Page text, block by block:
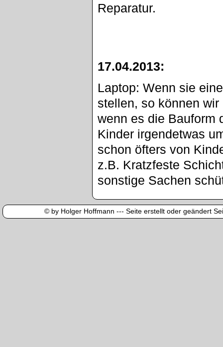
Reparatur.
17.04.2013:
Laptop: Wenn sie
stellen, so können
wenn es die Bauform
Kinder irgendetwas
schon öfters von
z.B. Kratzfeste
sonstige Sachen
© by Holger Hoffmann --- Seite erstellt oder geändert